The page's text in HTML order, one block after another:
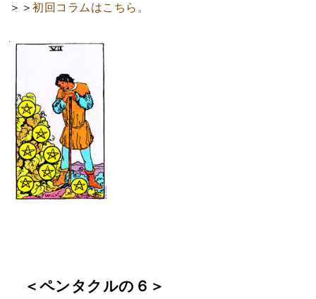
＞＞初回コラムはこちら。
＜ペンタクルの６＞